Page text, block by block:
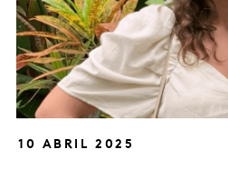
10 ABRIL 2025